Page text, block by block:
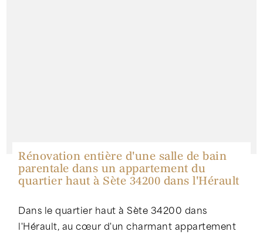
Rénovation entière d'une salle de bain
parentale dans un appartement du
quartier haut à Sète 34200 dans l'Hérault
Dans le quartier haut à Sète 34200 dans
l'Hérault, au cœur d'un charmant appartement